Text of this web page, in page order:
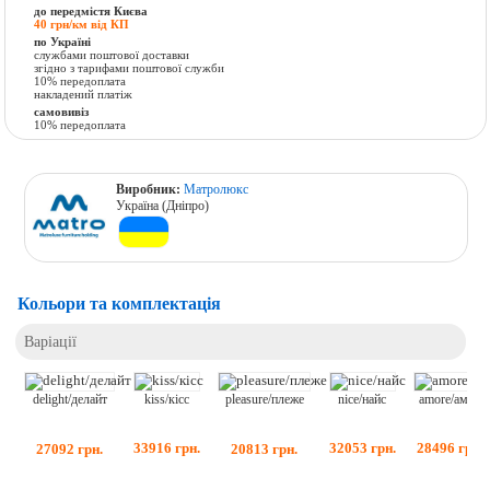
до передмістя Києва
40 грн/км від КП
по Україні
службами поштової доставки
згідно з тарифами поштової служби
10% передоплата
накладений платіж
самовивіз
10% передоплата
Виробник:Матролюкс
Україна (Дніпро)
Кольори та комплектація
Варіації
delight/делайт
27092 грн.
kiss/кісс
33916 грн.
pleasure/плеже
20813 грн.
nice/найс
32053 грн.
amore/амор
28496 грн.